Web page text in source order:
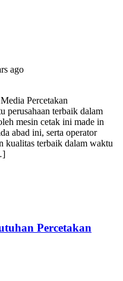
ago
Percetakan
perusahaan terbaik dalam
mesin cetak ini made in
abad ini, serta operator
kualitas terbaik dalam waktu
Percetakan